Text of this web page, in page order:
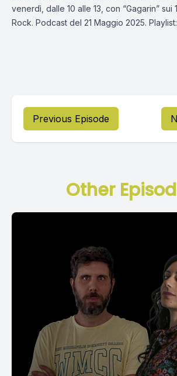
venerdì, dalle 10 alle 13, con “Gagarin” sui
Rock. Podcast del 21 Maggio 2025. Playlist:
Previous Episode
Other